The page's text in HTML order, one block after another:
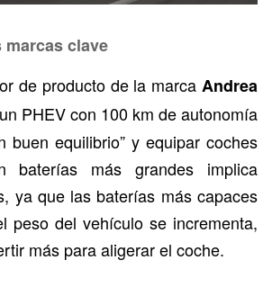
marcas clave
de producto de la marcaAndrea
PHEV con 100 km de autonomía
buen equilibrio” y equipar coches
más grandes implica
ya que las baterías más capaces
peso del vehículo se incrementa,
más para aligerar el coche.